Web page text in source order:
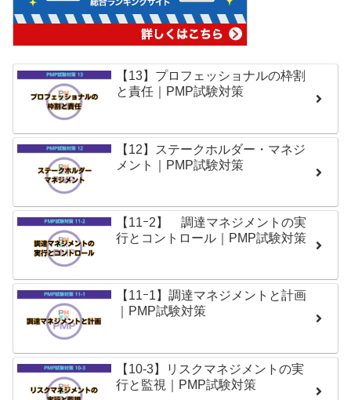
【13】プロフェッショナルの枠割
と責任｜PMP試験対策
【12】ステークホルダー・マネジ
メント｜PMP試験対策
【11ｰ2】 調達マネジメントの実
行とコントロール｜PMP試験対策
【11ｰ1】調達マネジメントと計画
｜PMP試験対策
【10-3】リスクマネジメントの実
行と監視｜PMP試験対策